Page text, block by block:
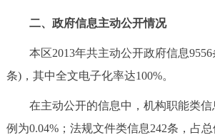
二、政府信息主动公开情况
本区2013年共主动公开政府信息9556
条)，其中全文电子化率达100%。
在主动公开的信息中，机构职能类信
例为0.04%；法规文件类信息242条，占总